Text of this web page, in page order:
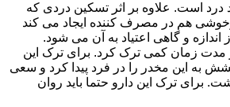
است. علاوه بر اثر تسکین دردی که
هم در مصرف کننده ایجاد می کند
و گاهی اعتیاد به آن می شود.
مدت زمان کمی ترک کرد. برای ترک این
کشش به این مخدر را در فرد پیدا کرد و سعی
برای ترک این دارو حتما باید روان